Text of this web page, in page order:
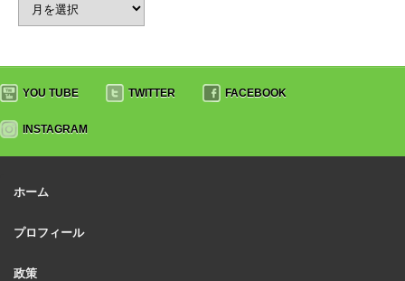
YOU TUBE TWITTER FACEBOOK
INSTAGRAM
ホーム
プロフィール
政策